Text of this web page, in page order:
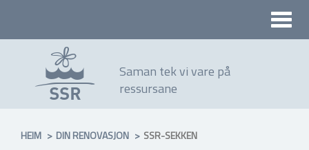
Saman tek vi vare på
ressursane
Toggle
HEIM DIN RENOVASJON SSR-SEKKEN